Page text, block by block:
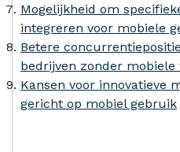
Mogelijkheid om
integreren voor mobiele
Betere
bedrijven zonder mobiele
Kansen voor innovatieve
gericht op mobiel gebruik